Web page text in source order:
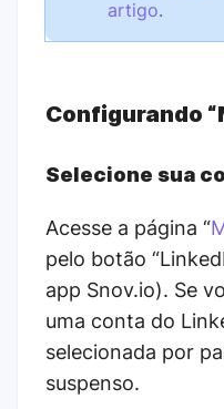
artigo.
Configurando
Selecione sua
Acesse a página “
pelo botão
app Snov.io). Se
uma conta do
selecionada por
suspenso.